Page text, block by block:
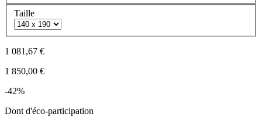
Taille
1 081,67 €
1 850,00 €
-42%
Dont d'éco-participation